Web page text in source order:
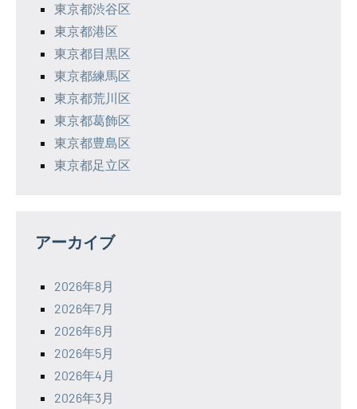
東京都渋谷区
東京都港区
東京都目黒区
東京都練馬区
東京都荒川区
東京都葛飾区
東京都豊島区
東京都足立区
アーカイブ
2026年8月
2026年7月
2026年6月
2026年5月
2026年4月
2026年3月